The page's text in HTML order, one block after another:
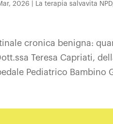
2026 La terapia salvavita NPD
cronica benigna:
Teresa Capriati,
Pediatrico Bambino